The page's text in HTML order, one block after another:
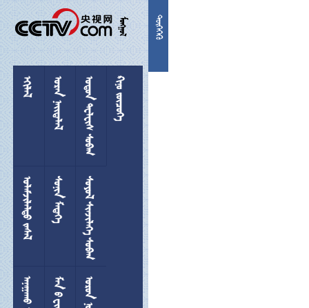


 
 
 
 
  
  
 